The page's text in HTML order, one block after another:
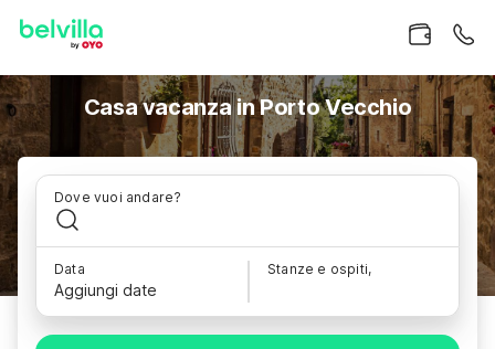
Casa vacanza in Porto Vecchio
Dove vuoi andare?
Data
Aggiungi date
Stanze e ospiti,